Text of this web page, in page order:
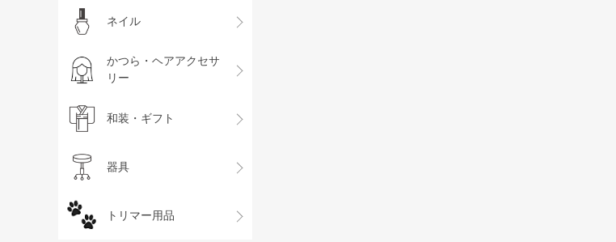
ネイル
かつら・ヘアアクセサ
リー
和装・ギフト
器具
トリマー用品